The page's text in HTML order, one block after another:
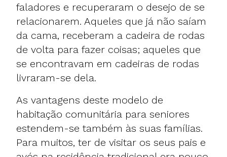
faladores e recuperaram o desejo de se
relacionarem. Aqueles que já não saíam
da cama, receberam a cadeira de rodas
de volta para fazer coisas; aqueles que
se encontravam em cadeiras de rodas
livraram-se dela.
As vantagens deste modelo de
habitação comunitária para seniores
estendem-se também às suas famílias.
Para muitos, ter de visitar os seus pais e